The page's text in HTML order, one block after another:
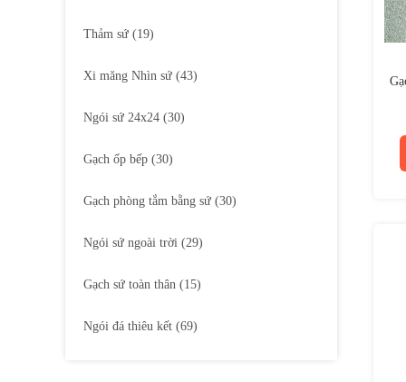
Thảm sứ (19)
Xi măng Nhìn sứ (43)
Ngói sứ 24x24 (30)
Gạch ốp bếp (30)
Gạch phòng tắm bằng sứ (30)
Ngói sứ ngoài trời (29)
Gạch sứ toàn thân (15)
Ngói đá thiêu kết (69)